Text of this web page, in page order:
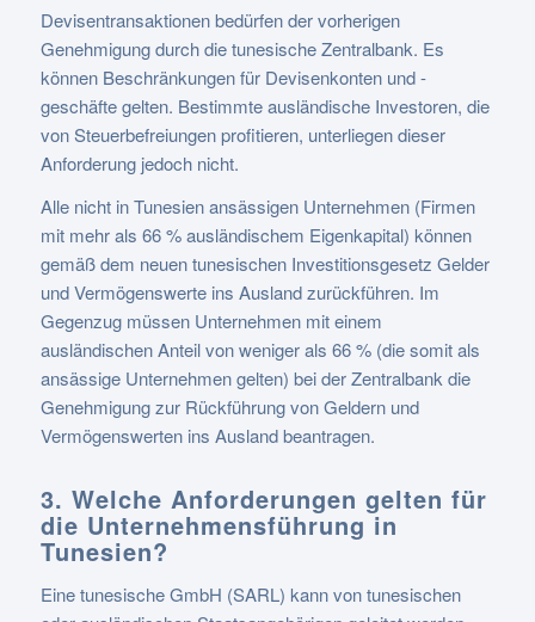
Devisentransaktionen bedürfen der vorherigen
Genehmigung durch die tunesische Zentralbank. Es
können Beschränkungen für Devisenkonten und -
geschäfte gelten. Bestimmte ausländische Investoren, die
von Steuerbefreiungen profitieren, unterliegen dieser
Anforderung jedoch nicht.
Alle nicht in Tunesien ansässigen Unternehmen (Firmen
mit mehr als 66 % ausländischem Eigenkapital) können
gemäß dem neuen tunesischen Investitionsgesetz Gelder
und Vermögenswerte ins Ausland zurückführen. Im
Gegenzug müssen Unternehmen mit einem
ausländischen Anteil von weniger als 66 % (die somit als
ansässige Unternehmen gelten) bei der Zentralbank die
Genehmigung zur Rückführung von Geldern und
Vermögenswerten ins Ausland beantragen.
3. Welche Anforderungen gelten für
die Unternehmensführung in
Tunesien?
Eine tunesische GmbH (SARL) kann von tunesischen